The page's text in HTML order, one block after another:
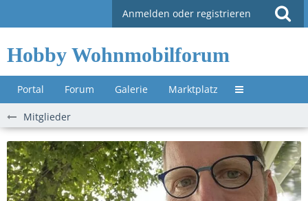
Anmelden oder registrieren
Hobby Wohnmobilforum
Portal Forum Galerie Marktplatz Untermenü »
Mitglieder